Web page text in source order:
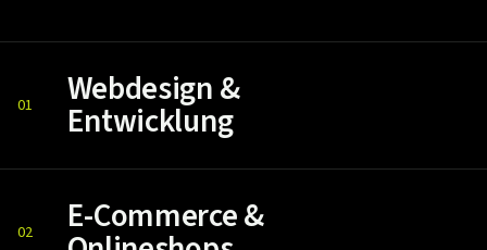
01 Webdesign &
Entwicklung
02 E-Commerce &